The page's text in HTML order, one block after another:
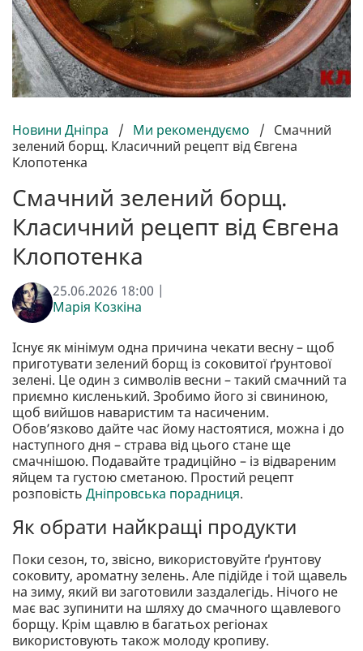
Новини Дніпра / Ми рекомендуємо / Смачний
зелений борщ. Класичний рецепт від Євгена
Клопотенка
Смачний зелений борщ.
Класичний рецепт від Євгена
Клопотенка
25.06.2026 18:00 |
Марія Козкіна
Існує як мінімум одна причина чекати весну – щоб
приготувати зелений борщ із соковитої ґрунтової
зелені. Це один з символів весни – такий смачний та
приємно кисленький. Зробимо його зі свининою,
щоб вийшов наваристим та насиченим.
Обов’язково дайте час йому настоятися, можна і до
наступного дня – страва від цього стане ще
смачнішою. Подавайте традиційно – із відвареним
яйцем та густою сметаною. Простий рецепт
розповість Дніпровська порадниця.
Як обрати найкращі продукти
Поки сезон, то, звісно, використовуйте ґрунтову
соковиту, ароматну зелень. Але підійде і той щавель
на зиму, який ви заготовили заздалегідь. Нічого не
має вас зупинити на шляху до смачного щавлевого
борщу. Крім щавлю в багатьох регіонах
використовують також молоду кропиву.